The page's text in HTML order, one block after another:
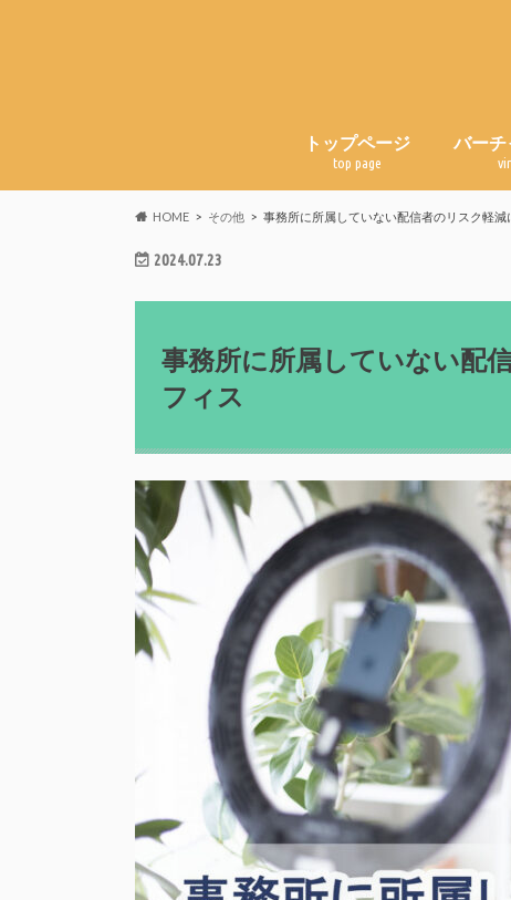
トップページ
top page
バーチ
HOME その他 事務所に所属していない配信者のリスク軽減
2024.07.23
事務所に所属していない配
フィス